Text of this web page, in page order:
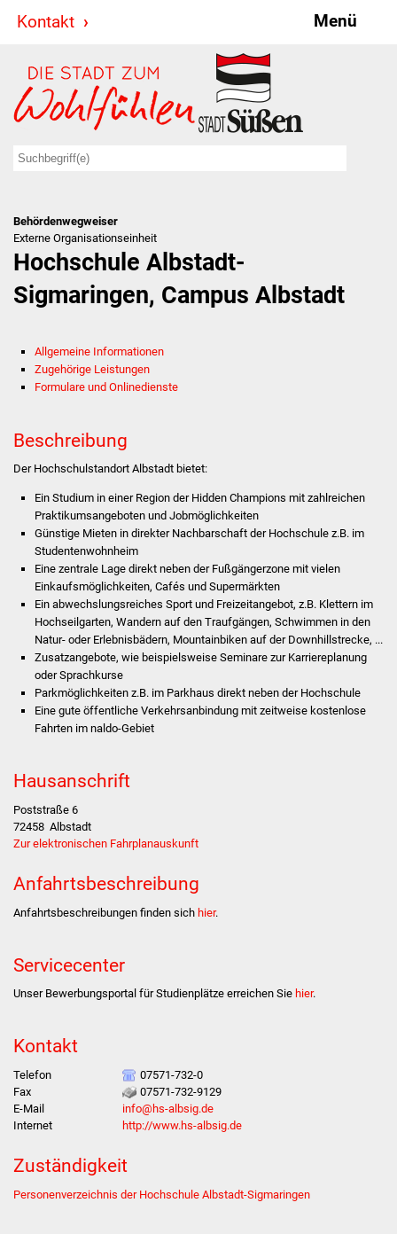
Kontakt Menü
Stadt & Politik
Bürgermeister
Ratsinformationssystem
Jugendbeirat
Behördenwegweiser
Stellenangebote
Kontakt
Veröffentlichungen
Ortsrecht
Ortsentwicklung
Behördenwegweiser
Externe Organisationseinheit
Hochschule Albstadt-
Sigmaringen, Campus Albstadt
Allgemeine Informationen
Zugehörige Leistungen
Formulare und Onlinedienste
Beschreibung
Der Hochschulstandort Albstadt bietet:
Ein Studium in einer Region der Hidden Champions mit zahlreichen
Praktikumsangeboten und Jobmöglichkeiten
Günstige Mieten in direkter Nachbarschaft der Hochschule z.B. im
Studentenwohnheim
Eine zentrale Lage direkt neben der Fußgängerzone mit vielen
Einkaufsmöglichkeiten, Cafés und Supermärkten
Ein abwechslungsreiches Sport und Freizeitangebot, z.B. Klettern im
Hochseilgarten, Wandern auf den Traufgängen, Schwimmen in den
Natur- oder Erlebnisbädern, Mountainbiken auf der Downhillstrecke, ...
Zusatzangebote, wie beispielsweise Seminare zur Karriereplanung
oder Sprachkurse
Parkmöglichkeiten z.B. im Parkhaus direkt neben der Hochschule
Eine gute öffentliche Verkehrsanbindung mit zeitweise kostenlose
Fahrten im naldo-Gebiet
Hausanschrift
Poststraße 6
72458 Albstadt
Zur elektronischen Fahrplanauskunft
Anfahrtsbeschreibung
Anfahrtsbeschreibungen finden sich hier.
Servicecenter
Unser Bewerbungsportal für Studienplätze erreichen Sie hier.
Kontakt
Telefon
07571-732-0
Fax
07571-732-9129
E-Mail
info@hs-albsig.de
Internet
http://www.hs-albsig.de
Zuständigkeit
Personenverzeichnis der Hochschule Albstadt-Sigmaringen